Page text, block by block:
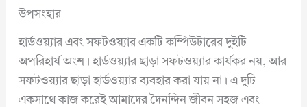
উপসংহার
হার্ডওয়্যার এবং সফটওয়্যার একটি কম্পিউটারের দুইটি
অপরিহার্য অংশ। হার্ডওয়্যার ছাড়া সফটওয়্যার কার্যকর নয়, আর
সফটওয়্যার ছাড়া হার্ডওয়্যার ব্যবহার করা যায় না। এ দুটি
একসাথে কাজ করেই আমাদের দৈনন্দিন জীবন সহজ এবং